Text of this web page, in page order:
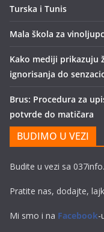
Turska i Tunis
Mala škola za
Kako mediji prikazuju
ignorisanja do
Brus: Procedura za
potvrde do matičara
BUDIMO U VEZI
Budite u vezi sa
Pratite nas, dodajte,
Mi smo i na Facebook-